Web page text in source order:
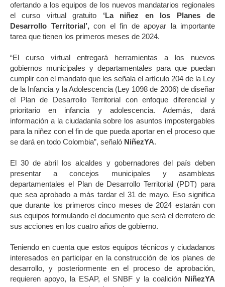
ofertando a los equipos de los nuevos mandatarios regionales
el curso virtual gratuito ‘La niñez en los Planes de
Desarrollo Territorial’, con el fin de apoyar la importante
tarea que tienen los primeros meses de 2024.
“El curso virtual entregará herramientas a los nuevos
gobiernos municipales y departamentales para que puedan
cumplir con el mandato que les señala el artículo 204 de la Ley
de la Infancia y la Adolescencia (Ley 1098 de 2006) de diseñar
el Plan de Desarrollo Territorial con enfoque diferencial y
prioritario en infancia y adolescencia. Además, dará
información a la ciudadanía sobre los asuntos impostergables
para la niñez con el fin de que pueda aportar en el proceso que
se dará en todo Colombia”, señaló NiñezYA.
El 30 de abril los alcaldes y gobernadores del país deben
presentar a concejos municipales y asambleas
departamentales el Plan de Desarrollo Territorial (PDT) para
que sea aprobado a más tardar el 31 de mayo. Eso significa
que durante los primeros cinco meses de 2024 estarán con
sus equipos formulando el documento que será el derrotero de
sus acciones en los cuatro años de gobierno.
Teniendo en cuenta que estos equipos técnicos y ciudadanos
interesados en participar en la construcción de los planes de
desarrollo, y posteriormente en el proceso de aprobación,
requieren apoyo, la ESAP, el SNBF y la coalición NiñezYA